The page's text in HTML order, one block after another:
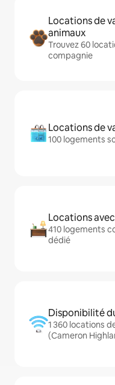
Locations de
animaux
Trouvez 60
compagnie
Locations de
100 logements
Locations
410 logements
dédié
Disponibilité
1 360 locations
(Cameron